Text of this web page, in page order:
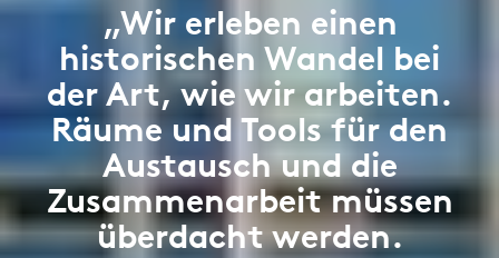
„Wir erleben einen
historischen Wandel bei
der Art, wie wir arbeiten.
Räume und Tools für den
Austausch und die
Zusammenarbeit müssen
überdacht werden.